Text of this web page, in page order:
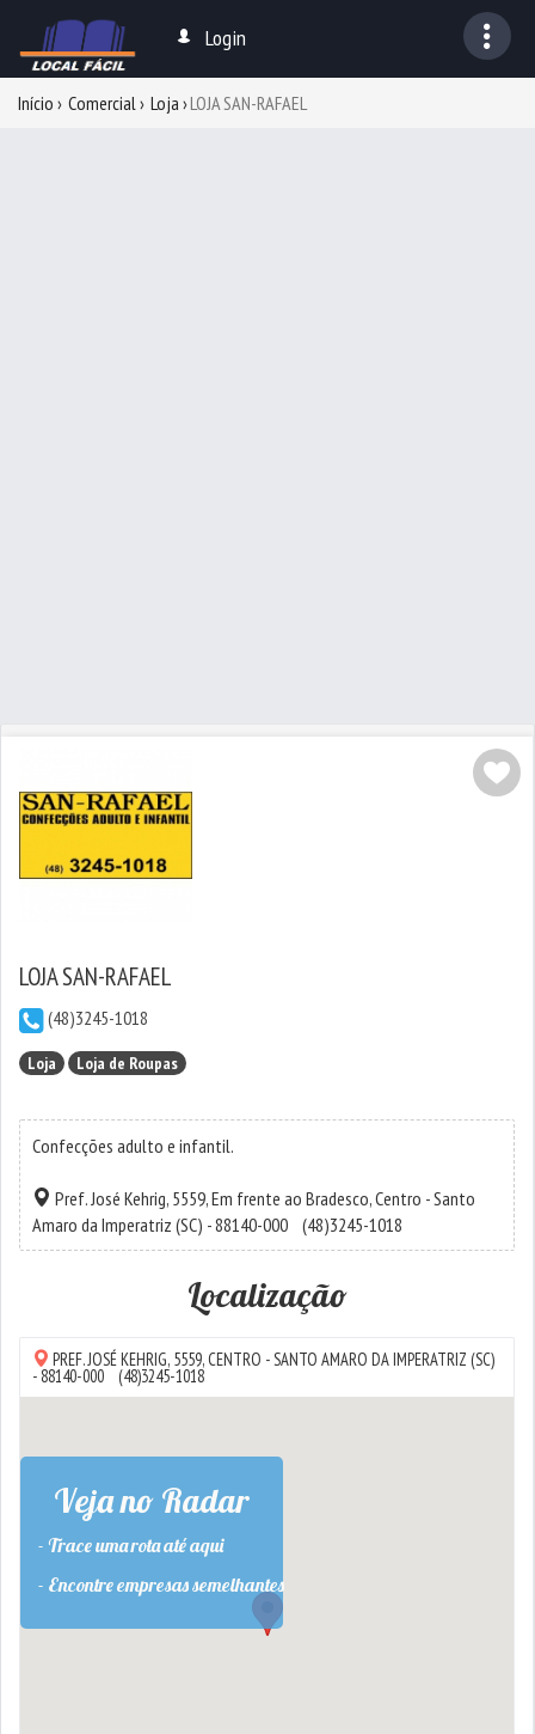
Login
Início Comercial Loja LOJA SAN-RAFAEL
LOJA SAN-RAFAEL
(48)3245-1018
Loja Loja de Roupas
Confecções adulto e infantil.
Pref. José Kehrig, 5559, Em frente ao Bradesco,Centro -Santo
Amaro da Imperatriz (SC) - 88140-000 (48)3245-1018
Localização
PREF. JOSÉ KEHRIG, 5559,CENTRO -SANTO AMARO DA IMPERATRIZ (SC)
- 88140-000 (48)3245-1018
Veja no Radar
- Trace uma rota até aqui
- Encontre empresas semelhantes